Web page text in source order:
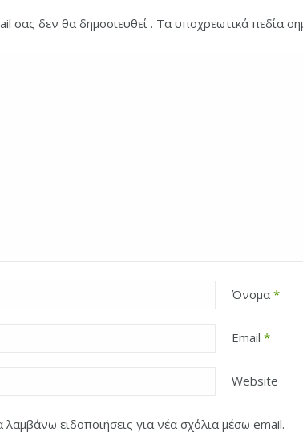
σας δεν θα δημοσιευθεί . Τα υποχρεωτικά πεδία
Όνομα *
Email *
Website
ειδοποιήσεις για νέα σχόλια μέσω email.